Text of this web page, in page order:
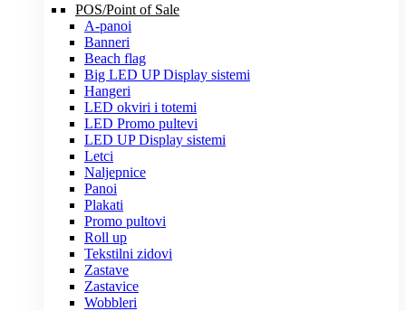
POS/Point of Sale
A-panoi
Banneri
Beach flag
Big LED UP Display sistemi
Hangeri
LED okviri i totemi
LED Promo pultevi
LED UP Display sistemi
Letci
Naljepnice
Panoi
Plakati
Promo pultovi
Roll up
Tekstilni zidovi
Zastave
Zastavice
Wobbleri